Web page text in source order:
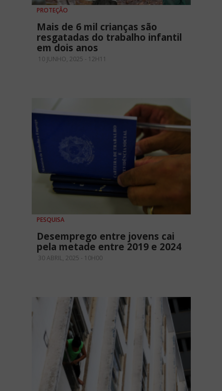
PROTEÇÃO
Mais de 6 mil crianças são
resgatadas do trabalho infantil
em dois anos
10 JUNHO, 2025 - 12H11
PESQUISA
Desemprego entre jovens cai
pela metade entre 2019 e 2024
30 ABRIL, 2025 - 10H00